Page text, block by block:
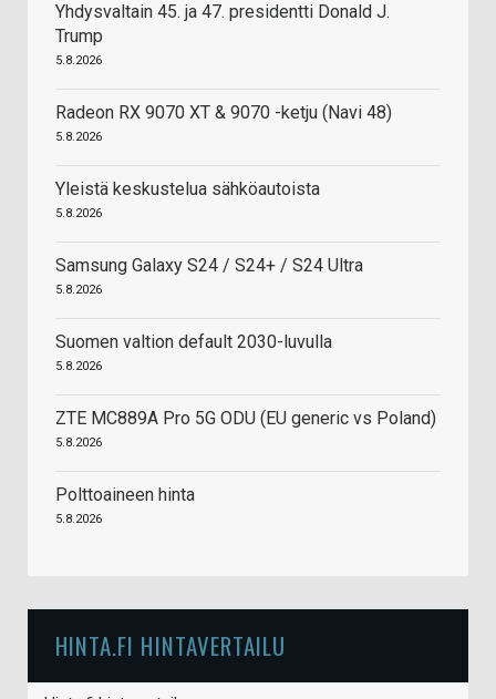
Yhdysvaltain 45. ja 47. presidentti Donald J.
Trump
5.8.2026
Radeon RX 9070 XT & 9070 -ketju (Navi 48)
5.8.2026
Yleistä keskustelua sähköautoista
5.8.2026
Samsung Galaxy S24 / S24+ / S24 Ultra
5.8.2026
Suomen valtion default 2030-luvulla
5.8.2026
ZTE MC889A Pro 5G ODU (EU generic vs Poland)
5.8.2026
Polttoaineen hinta
5.8.2026
HINTA.FI HINTAVERTAILU